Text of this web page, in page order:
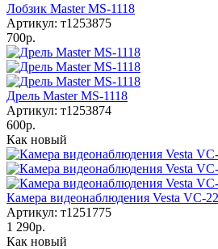
Лобзик Master MS-1118
Артикул: т1253875
700р.
Дрель Master MS-1118
Артикул: т1253874
600р.
Как новый
Камера видеонаблюдения Vesta VC-
Артикул: т1251775
1 290р.
Как новый